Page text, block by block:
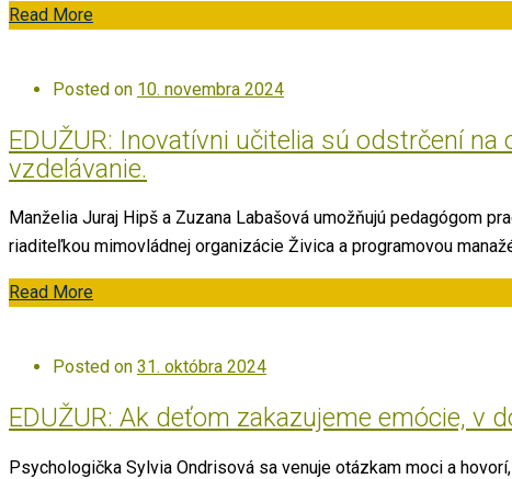
Read More
Posted on 10. novembra 2024
EDUŽUR: Inovatívni učitelia sú odstrčení
vzdelávanie.
Manželia Juraj Hipš a Zuzana Labašová umožňujú pedagógom
riaditeľkou mimovládnej organizácie Živica a programovou
Read More
Posted on 31. októbra 2024
EDUŽUR: Ak deťom zakazujeme emócie, v
Psychologička Sylvia Ondrisová sa venuje otázkam moci a